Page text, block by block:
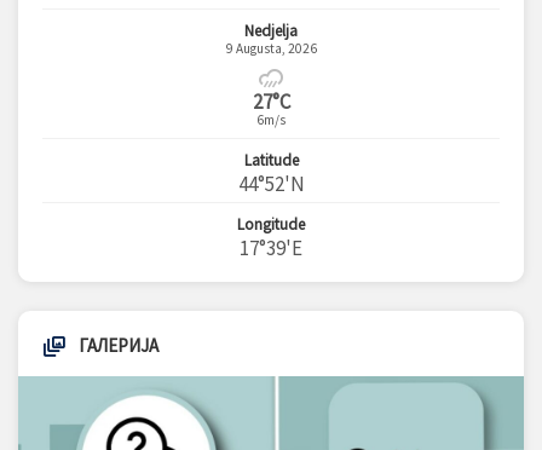
Nedjelja
9 Augusta, 2026
27°C
6m/s
Latitude
44°52'N
Longitude
17°39'E
ГАЛЕРИЈА